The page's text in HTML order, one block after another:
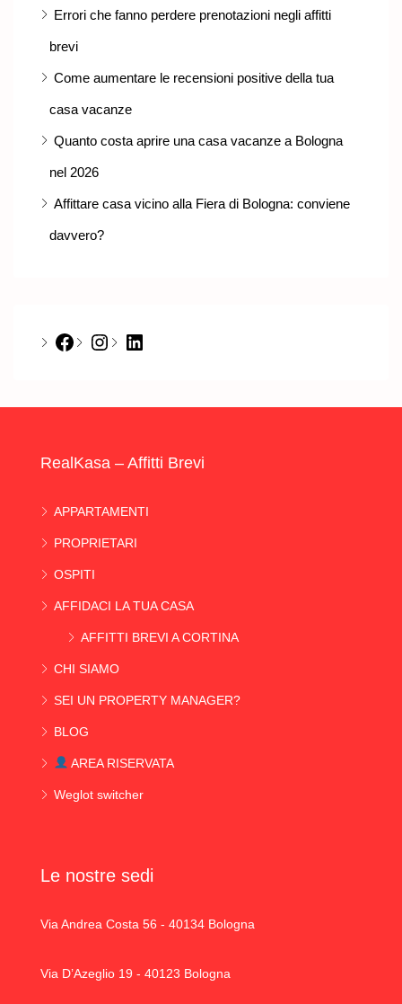
Errori che fanno perdere prenotazioni negli affitti
brevi
Come aumentare le recensioni positive della tua
casa vacanze
Quanto costa aprire una casa vacanze a Bologna
nel 2026
Affittare casa vicino alla Fiera di Bologna: conviene
davvero?
Facebook
Instagram
LinkedIn
RealKasa – Affitti Brevi
APPARTAMENTI
PROPRIETARI
OSPITI
AFFIDACI LA TUA CASA
AFFITTI BREVI A CORTINA
CHI SIAMO
SEI UN PROPERTY MANAGER?
BLOG
AREA RISERVATA
Weglot switcher
Le nostre sedi
Via Andrea Costa 56 - 40134 Bologna
Via D’Azeglio 19 - 40123 Bologna